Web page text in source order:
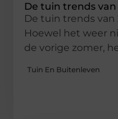
De tuin trends van
De tuin trends van
Hoewel het weer
de vorige zomer,
Tuin En Buitenleven